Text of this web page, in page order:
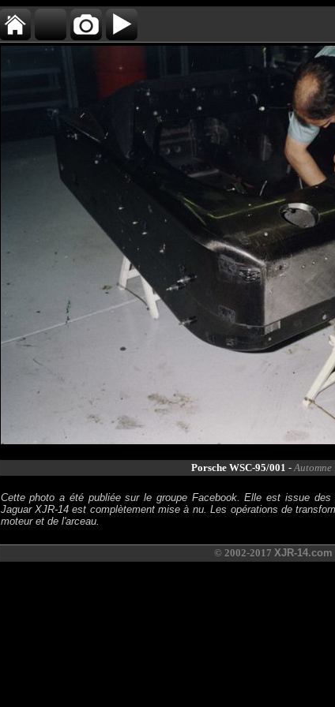
Porsche WSC-95/001 -Automne
Cette photo a été publiée sur le groupe Facebook. Elle est issue
Jaguar XJR-14 est complètement mise à nu. Les opérations de
moteur et de l'arceau.
© 2002-2017 XJR-14.com